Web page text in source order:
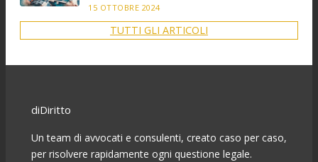
15 OTTOBRE 2024
TUTTI GLI ARTICOLI
diDiritto
Un team di avvocati e consulenti, creato caso per caso,
per risolvere rapidamente ogni questione legale.